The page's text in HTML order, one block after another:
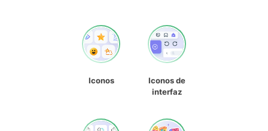
Iconos
Iconos de
interfaz